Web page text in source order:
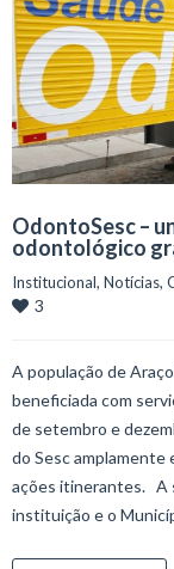
OdontoSesc –
odontológico
Institucional, Notícias,
3
A população de
beneficiada com
de setembro e
do Sesc
ações itinerantes. A
instituição e o